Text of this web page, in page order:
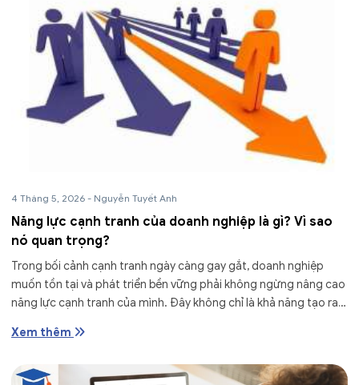
4 Tháng 5, 2026 - Nguyễn Tuyết Anh
Năng lực cạnh tranh của doanh nghiệp là gì? Vì sao
nó quan trọng?
Trong bối cảnh cạnh tranh ngày càng gay gắt, doanh nghiệp
muốn tồn tại và phát triển bền vững phải không ngừng nâng cao
năng lực cạnh tranh của mình. Đây không chỉ là khả năng tạo ra
Xem thêm